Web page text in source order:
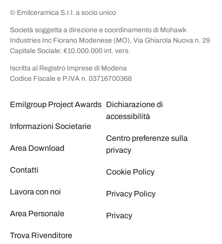
© Emilceramica S.r.l. a socio unico
Società soggetta a direzione e coordinamento di Mohawk
Industries Inc Fiorano Modenese (MO), Via Ghiarola Nuova n. 29
Capitale Sociale: €10.000.000 int. vers.
Iscritta al Registro Imprese di Modena
Codice Fiscale e P.IVA n. 03716700368
Emilgroup Project Awards
Informazioni Societarie
Area Download
Contatti
Lavora con noi
Area Personale
Trova Rivenditore
Dichiarazione di
accessibilità
Centro preferenze sulla
privacy
Cookie Policy
Privacy Policy
Privacy